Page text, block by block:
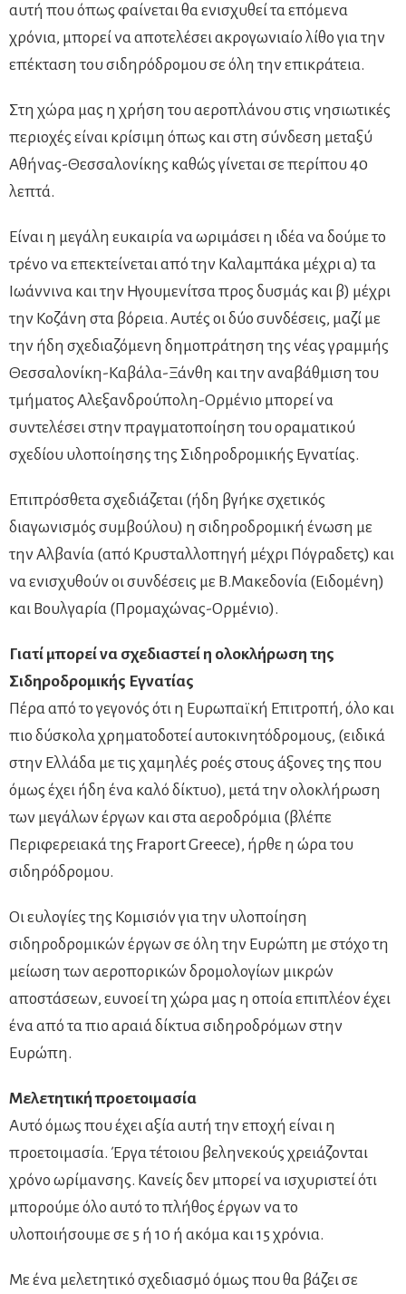
αυτή που όπως φαίνεται θα ενισχυθεί τα επόμενα
χρόνια, μπορεί να αποτελέσει ακρογωνιαίο λίθο για την
επέκταση του σιδηρόδρομου σε όλη την επικράτεια.
Στη χώρα μας η χρήση του αεροπλάνου στις νησιωτικές
περιοχές είναι κρίσιμη όπως και στη σύνδεση μεταξύ
Αθήνας-Θεσσαλονίκης καθώς γίνεται σε περίπου 40
λεπτά.
Είναι η μεγάλη ευκαιρία να ωριμάσει η ιδέα να δούμε το
τρένο να επεκτείνεται από την Καλαμπάκα μέχρι α) τα
Ιωάννινα και την Ηγουμενίτσα προς δυσμάς και β) μέχρι
την Κοζάνη στα βόρεια. Αυτές οι δύο συνδέσεις, μαζί με
την ήδη σχεδιαζόμενη δημοπράτηση της νέας γραμμής
Θεσσαλονίκη-Καβάλα-Ξάνθη και την αναβάθμιση του
τμήματος Αλεξανδρούπολη-Ορμένιο μπορεί να
συντελέσει στην πραγματοποίηση του οραματικού
σχεδίου υλοποίησης της Σιδηροδρομικής Εγνατίας.
Επιπρόσθετα σχεδιάζεται (ήδη βγήκε σχετικός
διαγωνισμός συμβούλου) η σιδηροδρομική ένωση με
την Αλβανία (από Κρυσταλλοπηγή μέχρι Πόγραδετς) και
να ενισχυθούν οι συνδέσεις με Β.Μακεδονία (Ειδομένη)
και Βουλγαρία (Προμαχώνας-Ορμένιο).
Γιατί μπορεί να σχεδιαστεί η ολοκλήρωση της
Σιδηροδρομικής Εγνατίας
Πέρα από το γεγονός ότι η Ευρωπαϊκή Επιτροπή, όλο και
πιο δύσκολα χρηματοδοτεί αυτοκινητόδρομους, (ειδικά
στην Ελλάδα με τις χαμηλές ροές στους άξονες της που
όμως έχει ήδη ένα καλό δίκτυο), μετά την ολοκλήρωση
των μεγάλων έργων και στα αεροδρόμια (βλέπε
Περιφερειακά της Fraport Greece), ήρθε η ώρα του
σιδηρόδρομου.
Οι ευλογίες της Κομισιόν για την υλοποίηση
σιδηροδρομικών έργων σε όλη την Ευρώπη με στόχο τη
μείωση των αεροπορικών δρομολογίων μικρών
αποστάσεων, ευνοεί τη χώρα μας η οποία επιπλέον έχει
ένα από τα πιο αραιά δίκτυα σιδηροδρόμων στην
Ευρώπη.
Μελετητική προετοιμασία
Αυτό όμως που έχει αξία αυτή την εποχή είναι η
προετοιμασία. Έργα τέτοιου βεληνεκούς χρειάζονται
χρόνο ωρίμανσης. Κανείς δεν μπορεί να ισχυριστεί ότι
μπορούμε όλο αυτό το πλήθος έργων να το
υλοποιήσουμε σε 5 ή 10 ή ακόμα και 15 χρόνια.
Με ένα μελετητικό σχεδιασμό όμως που θα βάζει σε